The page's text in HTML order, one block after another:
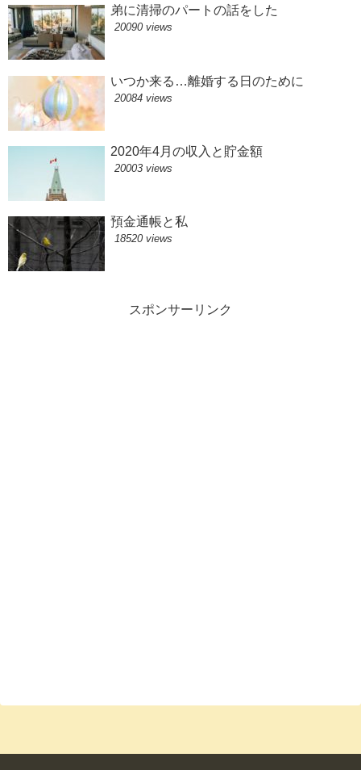
弟に清掃のパートの話をした
20090 views
いつか来る…離婚する日のために
20084 views
2020年4月の収入と貯金額
20003 views
預金通帳と私
18520 views
スポンサーリンク